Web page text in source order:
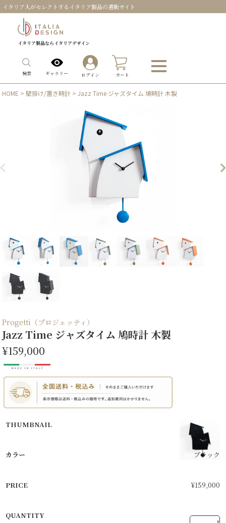
イタリア人がセレクトするイタリア製品の通販サイト
イタリア製品ならイタリアデザイン
検索 ギャラリー ログイン カート
HOME >壁掛け/置き時計 > Jazz Time ジャズタイム 鳩時計 木製
Progetti（プロジェッティ）
Jazz Time ジャズタイム 鳩時計 木製
¥159,000
ブラック
¥159,000